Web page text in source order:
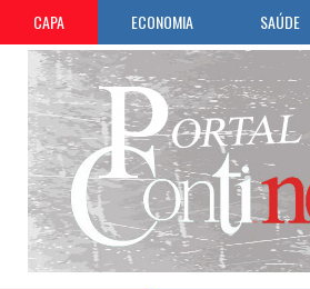
CAPA ECONOMIA SAÚDE